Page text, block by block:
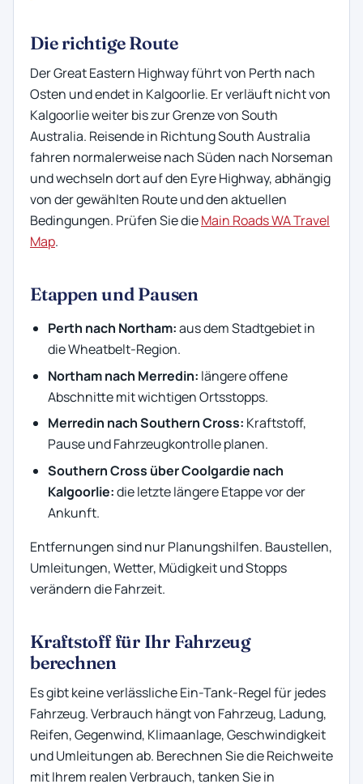
Die richtige Route
Der Great Eastern Highway führt von Perth nach
Osten und endet in Kalgoorlie. Er verläuft nicht von
Kalgoorlie weiter bis zur Grenze von South
Australia. Reisende in Richtung South Australia
fahren normalerweise nach Süden nach Norseman
und wechseln dort auf den Eyre Highway, abhängig
von der gewählten Route und den aktuellen
Bedingungen. Prüfen Sie dieMain Roads WA Travel
Map.
Etappen und Pausen
Perth nach Northam:aus dem Stadtgebiet in
die Wheatbelt-Region.
Northam nach Merredin: längere offene
Abschnitte mit wichtigen Ortsstopps.
Merredin nach Southern Cross: Kraftstoff,
Pause und Fahrzeugkontrolle planen.
Southern Cross über Coolgardie nach
Kalgoorlie:die letzte längere Etappe vor der
Ankunft.
Entfernungen sind nur Planungshilfen. Baustellen,
Umleitungen, Wetter, Müdigkeit und Stopps
verändern die Fahrzeit.
Kraftstoff für Ihr Fahrzeug
berechnen
Es gibt keine verlässliche Ein-Tank-Regel für jedes
Fahrzeug. Verbrauch hängt von Fahrzeug, Ladung,
Reifen, Gegenwind, Klimaanlage, Geschwindigkeit
und Umleitungen ab. Berechnen Sie die Reichweite
mit Ihrem realen Verbrauch, tanken Sie in